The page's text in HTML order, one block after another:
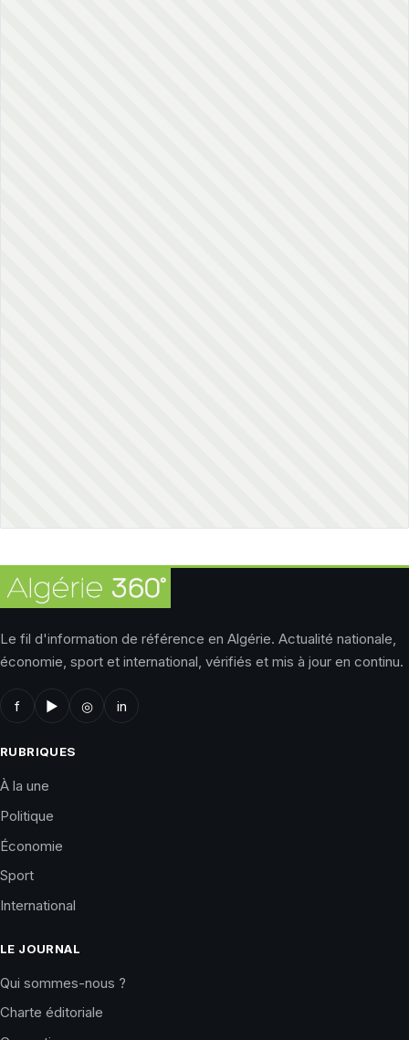
Le fil d'information de référence en Algérie. Actualité nationale,
économie, sport et international, vérifiés et mis à jour en continu.
f ▶ ◎ in
RUBRIQUES
À la une
Politique
Économie
Sport
International
LE JOURNAL
Qui sommes-nous ?
Charte éditoriale